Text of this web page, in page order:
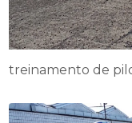
treinamento de